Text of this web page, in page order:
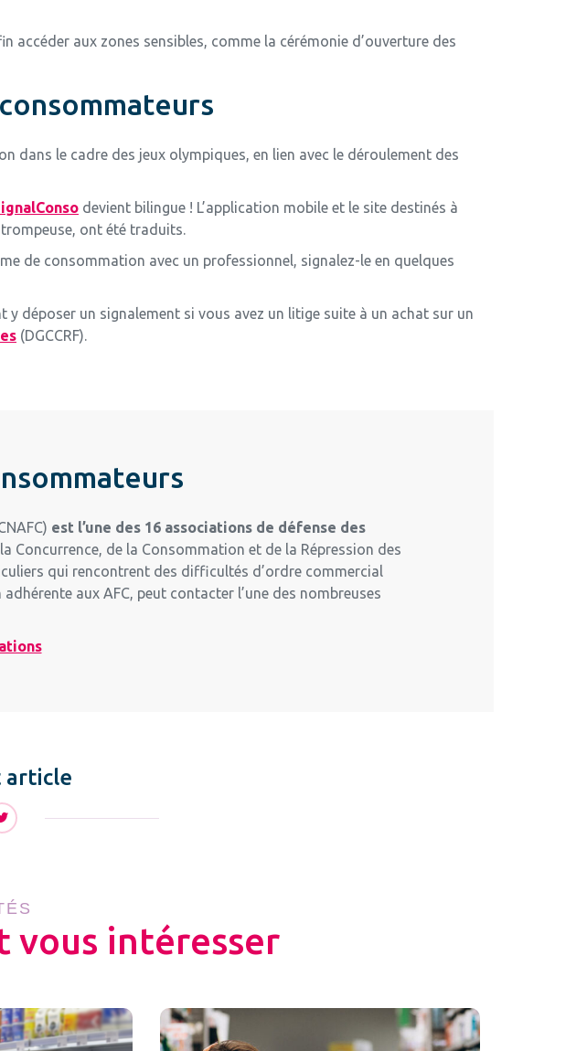
accéder aux zones sensibles, comme la cérémonie d’ouverture des
dans le cadre des jeux olympiques, en lien avec le déroulement des
devient bilingue ! L’application mobile et le site destinés à
ont été traduits.
de consommation avec un professionnel, signalez-le en quelques
y déposer un signalement si vous avez un litige suite à un achat sur un
(DGCCRF).
est l’une des 16 associations de défense des
Concurrence, de la Consommation et de la Répression des
qui rencontrent des difficultés d’ordre commercial
aux AFC, peut contacter l’une des nombreuses
article
vous intéresser